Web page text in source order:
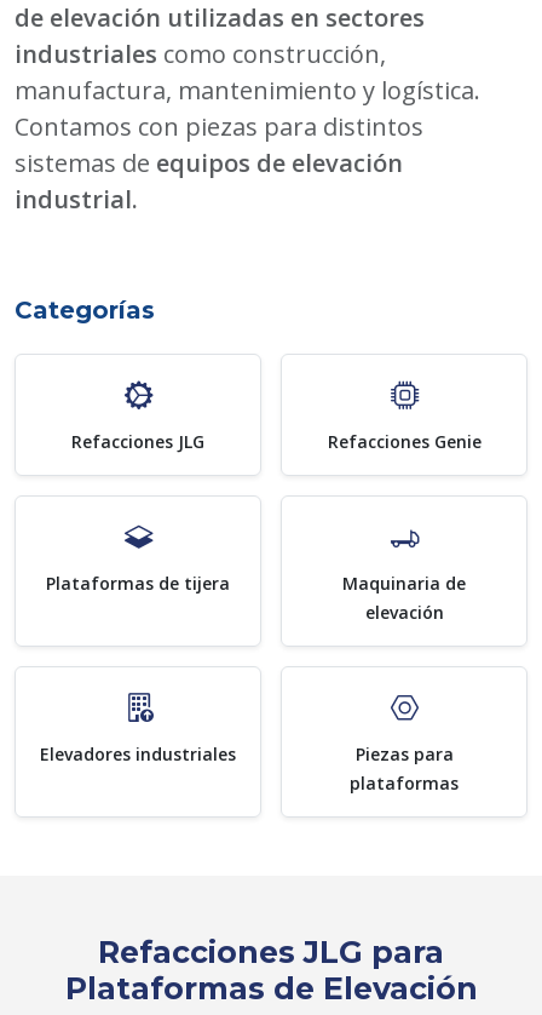
de elevación utilizadas en sectores
industriales como construcción,
manufactura, mantenimiento y logística.
Contamos con piezas para distintos
sistemas de equipos de elevación
industrial.
Categorías
Refacciones JLG Refacciones Genie
Plataformas de tijera
Maquinaria de
elevación
Elevadores industriales
Piezas para
plataformas
Refacciones JLG para
Plataformas de Elevación